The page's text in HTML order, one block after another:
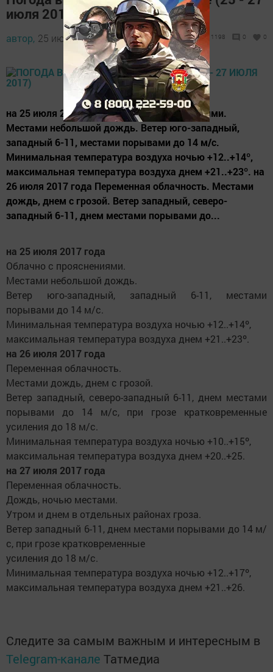
июля 2017)
автор, 25 июля 2017 - 05:12 1198 0 0
на 25 июля 2017 года Облачно с прояснениями.
Местами небольшой дождь. Ветер юго-западный,
западный 6-11, местами порывами до 14 м/с.
Минимальная температура воздуха ночью +12..+14º,
максимальная температура воздуха днем +21..+23º. на
26 июля 2017 года Переменная облачность. Местами
дождь, днем с грозой. Ветер западный, северо-
западный 6-11, днем местами порывами до...
на 25 июля 2017 года
Облачно с прояснениями.
Местами небольшой дождь.
Ветер юго-западный, западный 6-11, местами
порывами до 14 м/с.
Минимальная температура воздуха ночью +12..+14º,
максимальная температура воздуха днем +21..+23º.
на 26 июля 2017 года
Переменная облачность.
Местами дождь, днем с грозой.
Ветер западный, северо-западный 6-11, днем местами
порывами до 14 м/с, при грозе кратковременные
усиления до 18 м/с.
Минимальная температура воздуха ночью +10..+15º,
максимальная температура воздуха днем +20..+25.
на 27 июля 2017 года
Переменная облачность.
Дождь, ночью местами.
Утром и днем в отдельных районах гроза.
Ветер западный 6-11, днем местами порывами до 14 м/
с, при грозе кратковременные
усиления до 18 м/с.
Минимальная температура воздуха ночью +12..+17º,
максимальная температура воздуха днем +21..+26.
Следите за самым важным и интересным в
Telegram-канале Татмедиа